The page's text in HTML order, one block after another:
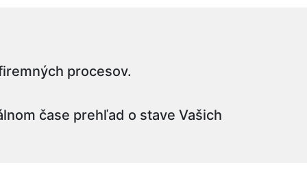
procesov.
čase prehľad o stave Vašich